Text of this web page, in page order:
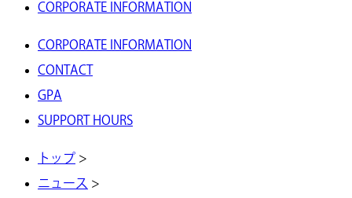
CORPORATE INFORMATION
CORPORATE INFORMATION
CONTACT
GPA
SUPPORT HOURS
トップ >
ニュース >